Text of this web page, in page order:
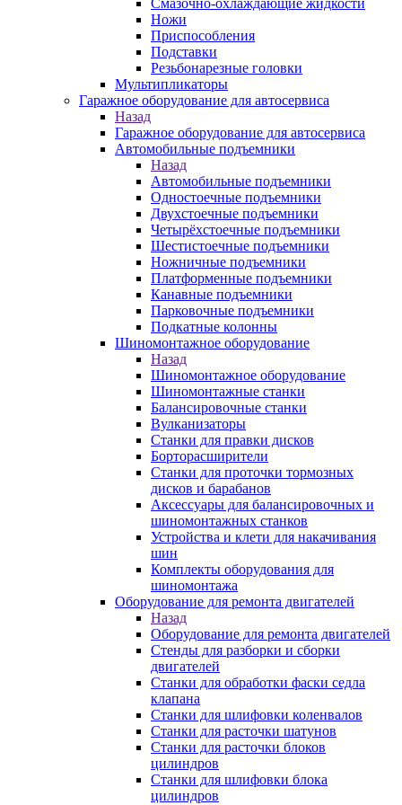
Смазочно-охлаждающие жидкости
Ножи
Приспособления
Подставки
Резьбонарезные головки
Мультипликаторы
Гаражное оборудование для автосервиса
Назад
Гаражное оборудование для автосервиса
Автомобильные подъемники
Назад
Автомобильные подъемники
Одностоечные подъемники
Двухстоечные подъемники
Четырёхстоечные подъемники
Шестистоечные подъемники
Ножничные подъемники
Платформенные подъемники
Канавные подъемники
Парковочные подъемники
Подкатные колонны
Шиномонтажное оборудование
Назад
Шиномонтажное оборудование
Шиномонтажные станки
Балансировочные станки
Вулканизаторы
Станки для правки дисков
Борторасширители
Станки для проточки тормозных
дисков и барабанов
Аксессуары для балансировочных и
шиномонтажных станков
Устройства и клети для накачивания
шин
Комплекты оборудования для
шиномонтажа
Оборудование для ремонта двигателей
Назад
Оборудование для ремонта двигателей
Стенды для разборки и сборки
двигателей
Станки для обработки фаски седла
клапана
Станки для шлифовки коленвалов
Станки для расточки шатунов
Станки для расточки блоков
цилиндров
Станки для шлифовки блока
цилиндров